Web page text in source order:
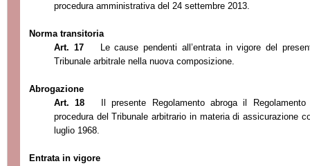
procedura amministrativa del 24 settembre 2013.
Norma transitoria
Art. 17
Le cause pendenti all’entrata in vigore del
Tribunale arbitrale nella nuova composizione.
Abrogazione
Art. 18
Il presente Regolamento abroga il Regolamento
procedura del Tribunale arbitrario in materia di assicurazione
luglio 1968.
Entrata in vigore